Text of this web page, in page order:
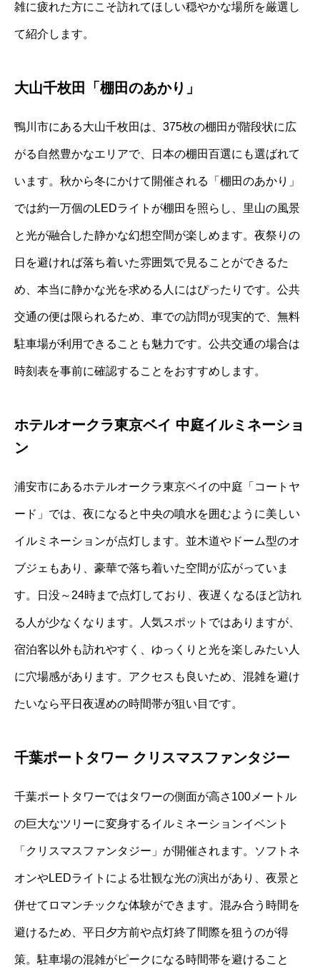
雑に疲れた方にこそ訪れてほしい穏やかな場所を厳選し
て紹介します。
大山千枚田「棚田のあかり」
鴨川市にある大山千枚田は、375枚の棚田が階段状に広
がる自然豊かなエリアで、日本の棚田百選にも選ばれて
います。秋から冬にかけて開催される「棚田のあかり」
では約一万個のLEDライトが棚田を照らし、里山の風景
と光が融合した静かな幻想空間が楽しめます。夜祭りの
日を避ければ落ち着いた雰囲気で見ることができるた
め、本当に静かな光を求める人にはぴったりです。公共
交通の便は限られるため、車での訪問が現実的で、無料
駐車場が利用できることも魅力です。公共交通の場合は
時刻表を事前に確認することをおすすめします。
ホテルオークラ東京ベイ 中庭イルミネーショ
ン
浦安市にあるホテルオークラ東京ベイの中庭「コートヤ
ード」では、夜になると中央の噴水を囲むように美しい
イルミネーションが点灯します。並木道やドーム型のオ
ブジェもあり、豪華で落ち着いた空間が広がっていま
す。日没～24時まで点灯しており、夜遅くなるほど訪れ
る人が少なくなります。人気スポットではありますが、
宿泊客以外も訪れやすく、ゆっくりと光を楽しみたい人
に穴場感があります。アクセスも良いため、混雑を避け
たいなら平日夜遅めの時間帯が狙い目です。
千葉ポートタワー クリスマスファンタジー
千葉ポートタワーではタワーの側面が高さ100メートル
の巨大なツリーに変身するイルミネーションイベント
「クリスマスファンタジー」が開催されます。ソフトネ
オンやLEDライトによる壮観な光の演出があり、夜景と
併せてロマンチックな体験ができます。混み合う時間を
避けるため、平日夕方前や点灯終了間際を狙うのが得
策。駐車場の混雑がピークになる時間帯を避けること